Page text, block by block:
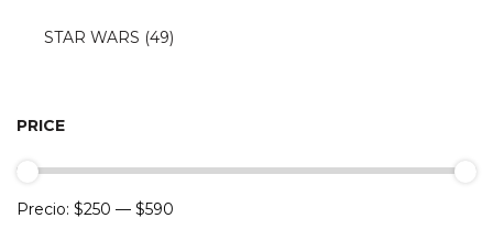
STAR WARS (49)
PRICE
Precio: $250 — $590